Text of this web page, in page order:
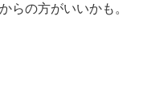
らの方がいいかも。